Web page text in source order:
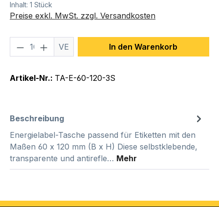
Inhalt: 1 Stück
Preise exkl. MwSt. zzgl. Versandkosten
Produkt Anzahl: Gib den
VE In den Warenkorb
Artikel-Nr.: TA-E-60-120-3S
Beschreibung
Energielabel-Tasche passend für Etiketten mit den
Maßen 60 x 120 mm (B x H) Diese selbstklebende,
transparente und antirefle… Mehr